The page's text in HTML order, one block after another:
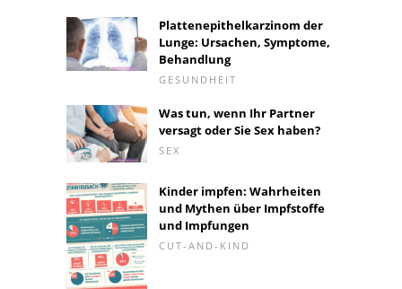
Plattenepithelkarzinom der
Lunge: Ursachen, Symptome,
Behandlung
GESUNDHEIT
Was tun, wenn Ihr Partner
versagt oder Sie Sex haben?
SEX
Kinder impfen: Wahrheiten
und Mythen über Impfstoffe
und Impfungen
CUT-AND-KIND